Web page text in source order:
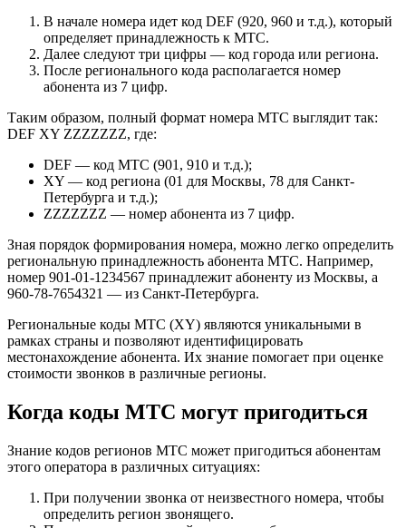
В начале номера идет код DEF (920, 960 и т.д.), который
определяет принадлежность к МТС.
Далее следуют три цифры — код города или региона.
После регионального кода располагается номер
абонента из 7 цифр.
Таким образом, полный формат номера МТС выглядит так:
DEF XY ZZZZZZZ, где:
DEF — код МТС (901, 910 и т.д.);
XY — код региона (01 для Москвы, 78 для Санкт-
Петербурга и т.д.);
ZZZZZZZ — номер абонента из 7 цифр.
Зная порядок формирования номера, можно легко определить
региональную принадлежность абонента МТС. Например,
номер 901-01-1234567 принадлежит абоненту из Москвы, а
960-78-7654321 — из Санкт-Петербурга.
Региональные коды МТС (XY) являются уникальными в
рамках страны и позволяют идентифицировать
местонахождение абонента. Их знание помогает при оценке
стоимости звонков в различные регионы.
Когда коды МТС могут пригодиться
Знание кодов регионов МТС может пригодиться абонентам
этого оператора в различных ситуациях:
При получении звонка от неизвестного номера, чтобы
определить регион звонящего.